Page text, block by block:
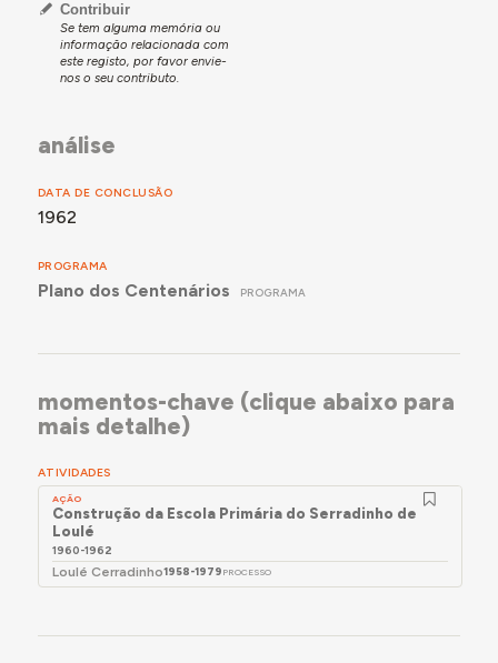
Contribuir
Se tem alguma memória ou
informação relacionada com
este registo, por favor envie-
nos o seu contributo.
análise
DATA DE CONCLUSÃO
1962
PROGRAMA
Plano dos Centenários PROGRAMA
momentos-chave (clique abaixo para
mais detalhe)
ATIVIDADES
AÇÃO
Construção da Escola Primária do Serradinho de
Loulé
1960-1962
Loulé Cerradinho1958-1979 PROCESSO